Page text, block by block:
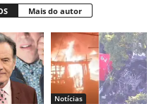
Mais do autor
Notícias